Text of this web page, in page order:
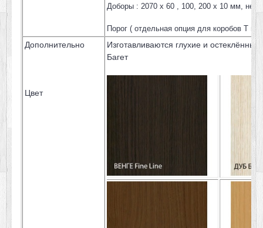
Доборы : 2070 х 60 , 100, 200 х 10 мм,
Порог ( отдельная опция для коробов Т и
Дополнительно
Цвет
Изготавливаются глухие и
Багет